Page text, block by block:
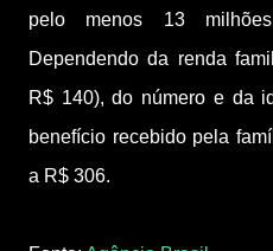
pelo menos 13
Dependendo da renda
R$ 140), do número e da
benefício recebido pela
a R$ 306.